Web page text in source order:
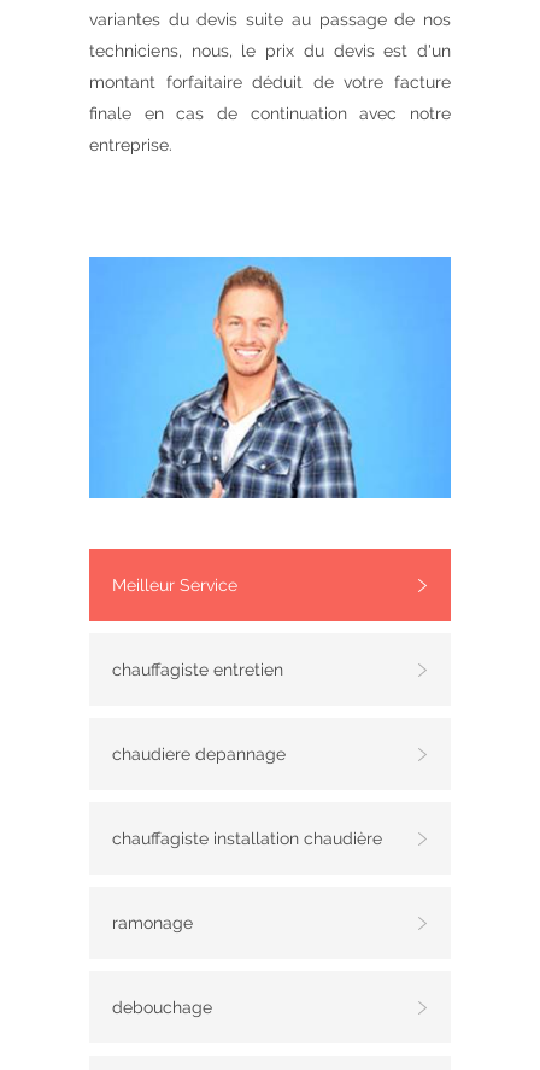
variantes du devis suite au passage de nos
techniciens, nous, le prix du devis est d'un
montant forfaitaire déduit de votre facture
finale en cas de continuation avec notre
entreprise.
Meilleur Service
chauffagiste entretien
chaudiere depannage
chauffagiste installation chaudière
ramonage
debouchage